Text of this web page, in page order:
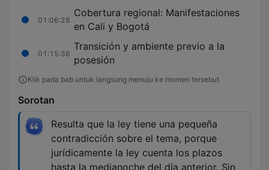
01:06:28
Cobertura regional: Manifestaciones
en Cali y Bogotá
01:15:36
Transición y ambiente previo a la
posesión
Klik pada bab untuk langsung menuju ke momen tersebut
Sorotan
Resulta que la ley tiene una pequeña
contradicción sobre el tema, porque
jurídicamente la ley cuenta los plazos
hasta la medianoche del día anterior. Sin